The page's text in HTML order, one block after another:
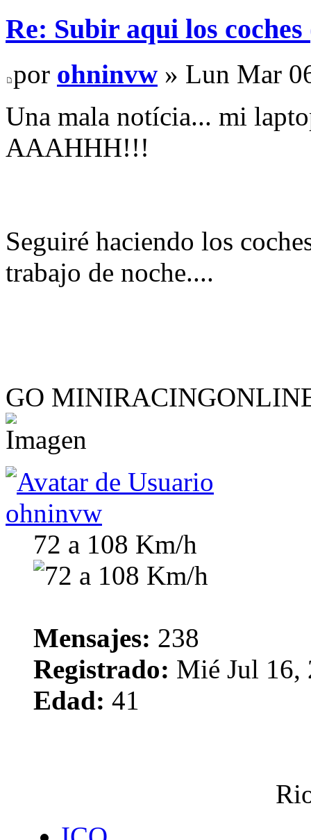
Re: Subir aqui los
por ohninvw » Lun Mar
Una mala notícia... mi
AAAHHH!!!
Seguiré haciendo los
trabajo de noche....
GO
ohninvw
72 a 108 Km/h
Mensajes: 238
Registrado: Mié Jul 16,
Edad: 41